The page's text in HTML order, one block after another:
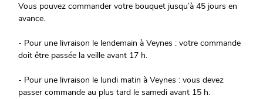
Vous pouvez commander votre bouquet jusqu’à 45 jours en
avance.
- Pour une livraison le lendemain à Veynes : votre commande
doit être passée la veille avant 17 h.
- Pour une livraison le lundi matin à Veynes : vous devez
passer commande au plus tard le samedi avant 15 h.